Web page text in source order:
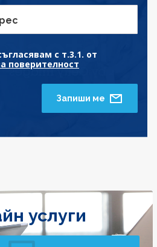
с т.3.1. от
поверителност
Запиши ме
услуги